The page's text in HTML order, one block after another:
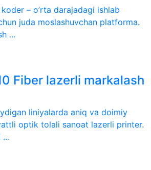
– o’rta darajadagi ishlab
juda moslashuvchan platforma.
...
Fiber lazerli markalash
liniyalarda aniq va doimiy
optik tolali sanoat lazerli printer.